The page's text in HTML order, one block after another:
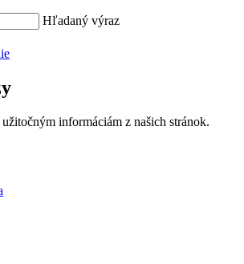
Hľadaný výraz
informáciám z našich stránok.